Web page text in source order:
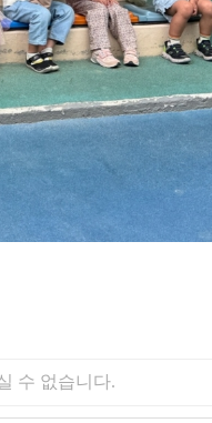
수 없습니다.